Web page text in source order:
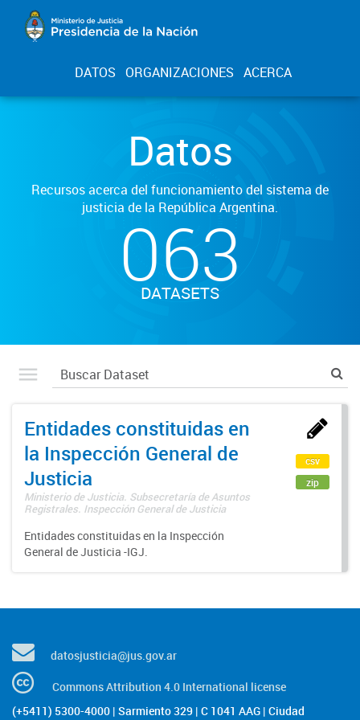
DATOS ORGANIZACIONES ACERCA
Datos
Recursos acerca del funcionamiento del sistema de
justicia de la República Argentina.
063
DATASETS
Entidades constituidas en
la Inspección General de
Justicia
Ministerio de Justicia. Subsecretaría de Asuntos
Registrales. Inspección General de Justicia
Entidades constituidas en la Inspección
General de Justicia -IGJ.
csv
zip
datosjusticia@jus.gov.ar
Commons Attribution 4.0 International license
(+5411) 5300-4000 | Sarmiento 329 | C 1041 AAG | Ciudad